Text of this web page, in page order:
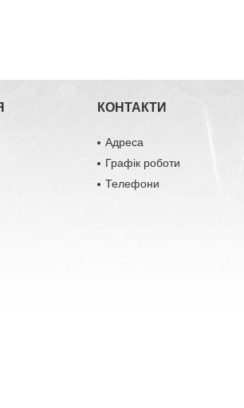
КОНТАКТИ
Адреса
Графік роботи
Телефони